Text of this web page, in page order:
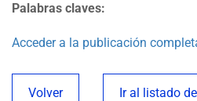
Palabras claves:
Acceder a la publicación
Volver Ir al listado